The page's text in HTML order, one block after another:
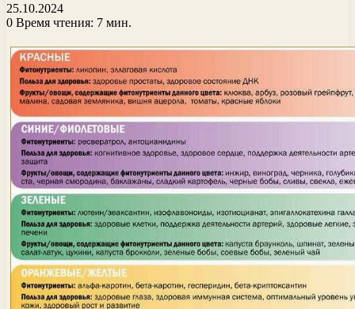
25.10.2024
0 Время чтения: 7 мин.